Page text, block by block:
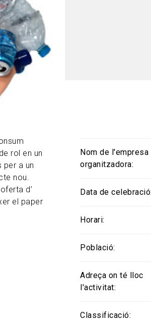
rol en un
a un
nou.
d’
el paper
Nom de l'empresa
organitzadora
Data de celebració
Horari
Població
Adreça on té lloc
l'activitat
Classificació